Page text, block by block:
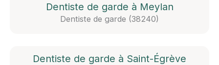
Dentiste de garde à Meylan
Dentiste de garde (38240)
Dentiste de garde à Saint-Égrève